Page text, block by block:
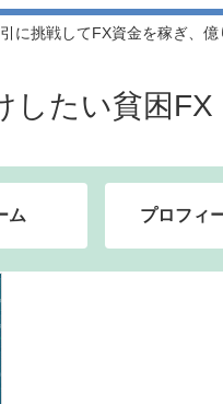
に挑戦してFX資金を稼ぎ、
したい貧困
ム プロフィ